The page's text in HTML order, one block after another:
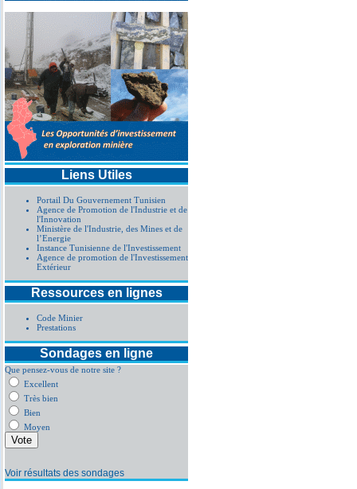
Liens Utiles
Portail Du Gouvernement Tunisien
Agence de Promotion de l'Industrie et de
l'Innovation
Ministère de l'Industrie, des Mines et de
l’Energie
Instance Tunisienne de l'Investissement
Agence de promotion de l'Investissement
Extérieur
Ressources en lignes
Code Minier
Prestations
Sondages en ligne
Que pensez-vous de notre site ?
Excellent
Très bien
Bien
Moyen
Voir résultats des sondages